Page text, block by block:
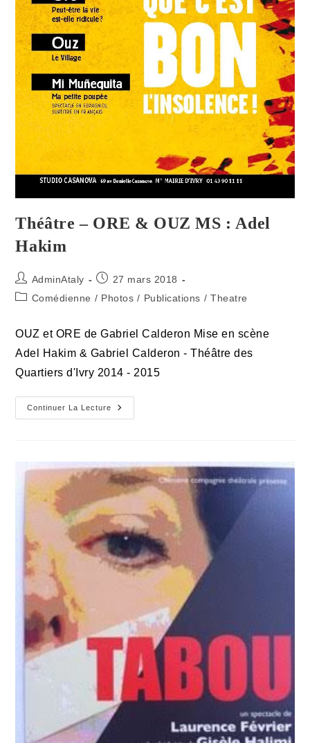
Théâtre – ORE & OUZ MS : Adel
Hakim
Auteur/autrice
de
AdminAtaly
Publication
publiée :
27 mars 2018
PostComédienne / Photos / Publications / Theatre
OUZ et ORE de Gabriel Calderon Mise en scène
Adel Hakim & Gabriel Calderon - Théâtre des
Quartiers d'Ivry 2014 - 2015
Continuer La Lecture
Théâtre
–
:
Adel
Hakim